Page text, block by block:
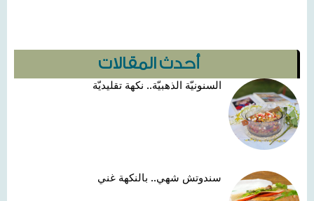
أحدث المقالات
السنونيّة الذهبيّة.. نكهة تقليديّة
سندوتش شهي.. بالنكهة غني